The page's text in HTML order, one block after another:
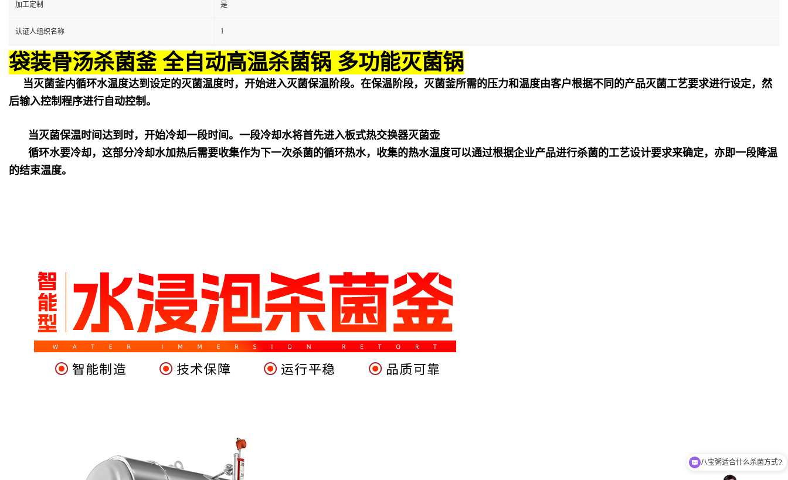
加工定制 是
认证人组织名称 1
袋装骨汤杀菌釜 全自动高温杀菌锅 多功能灭菌锅
当灭菌釜内循环水温度达到设定的灭菌温度时，开始进入灭菌保温阶段。在保温阶段，灭菌釜所需的压力和温度由客户根据不同的产品灭菌工艺要求进行设定，然
后输入控制程序进行自动控制。
当灭菌保温时间达到时，开始冷却一段时间。一段冷却水将首先进入板式热交换器灭菌壶
循环水要冷却，这部分冷却水加热后需要收集作为下一次杀菌的循环热水，收集的热水温度可以通过根据企业产品进行杀菌的工艺设计要求来确定，亦即一段降温
的结束温度。
肉制品适合什么杀菌方式?